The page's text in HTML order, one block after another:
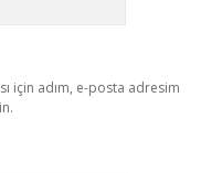
için adım, e-posta adresim